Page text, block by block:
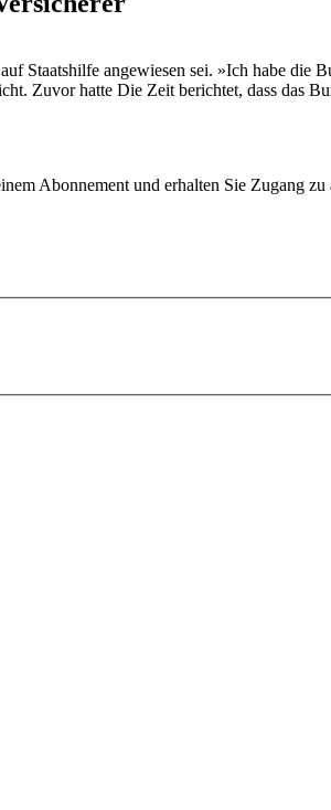
Staatshilfe angewiesen sei. »Ich habe die
Zuvor hatte Die Zeit berichtet, dass das
Abonnement und erhalten Sie Zugang